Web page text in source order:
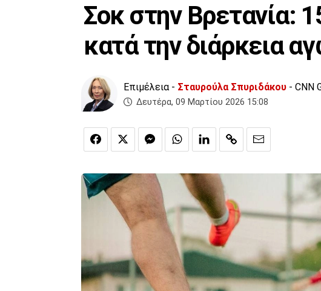
Σοκ στην Βρετανία:
κατά την διάρκεια
Επιμέλεια - Σταυρούλα Σπυριδάκου - CNN
Δευτέρα, 09 Μαρτίου 2026 15:08